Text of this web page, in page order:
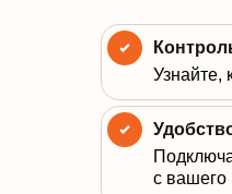
Узнайте,
с вашего